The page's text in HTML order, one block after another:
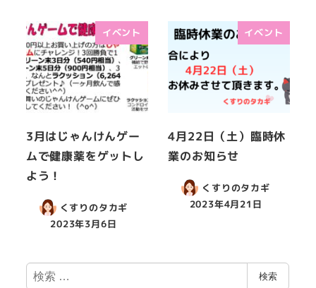
イベント
3月はじゃんけんゲー
ムで健康薬をゲットし
よう！
くすりのタカギ
2023年3月6日
イベント
4月22日（土）臨時休
業のお知らせ
くすりのタカギ
2023年4月21日
検
検索